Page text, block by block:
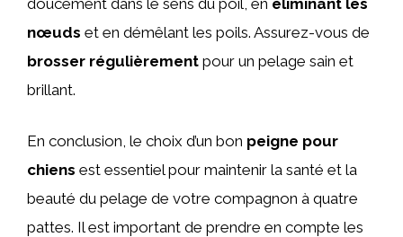
nœuds et en démêlant les poils. Assurez-vous de
brosser régulièrement pour un pelage sain et
brillant.
En conclusion, le choix d’un bon peigne pour
chiens est essentiel pour maintenir la santé et la
beauté du pelage de votre compagnon à quatre
pattes. Il est important de prendre en compte les